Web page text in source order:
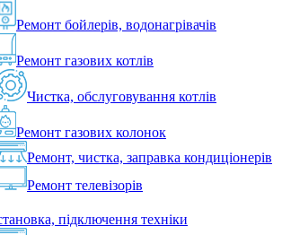
Ремонт бойлерів, водонагрівачів
Ремонт газових котлів
Чистка, обслуговування котлів
Ремонт газових колонок
Ремонт, чистка, заправка кондиціонерів
Ремонт телевізорів
підключення техніки